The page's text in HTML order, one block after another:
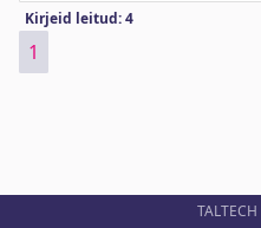
Kirjeid leitud: 4
1